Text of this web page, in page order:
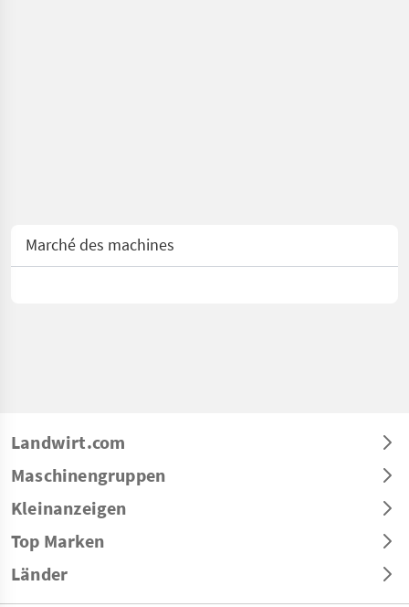
Marché des machines
Landwirt.com
Maschinengruppen
Kleinanzeigen
Top Marken
Länder